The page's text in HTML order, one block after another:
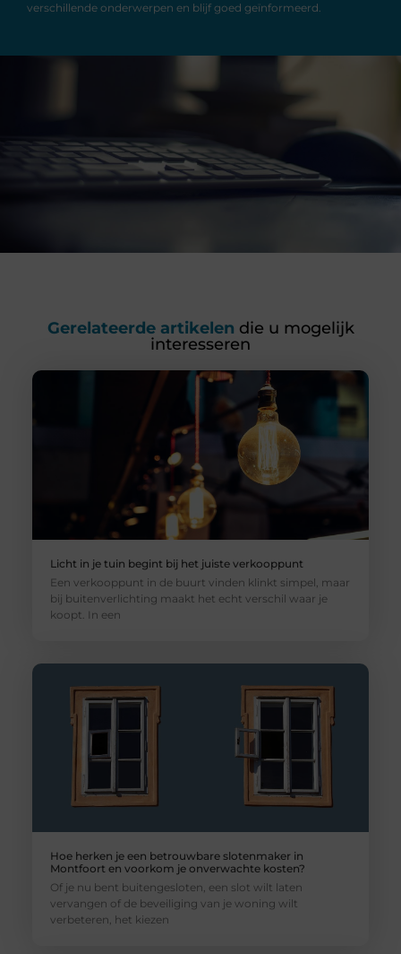
verschillende onderwerpen en blijf goed geïnformeerd.
Gerelateerde artikelen die u mogelijk
interesseren
Licht in je tuin begint bij het juiste verkooppunt
Een verkooppunt in de buurt vinden klinkt simpel, maar
bij buitenverlichting maakt het echt verschil waar je
koopt. In een
Hoe herken je een betrouwbare slotenmaker in
Montfoort en voorkom je onverwachte kosten?
Of je nu bent buitengesloten, een slot wilt laten
vervangen of de beveiliging van je woning wilt
verbeteren, het kiezen